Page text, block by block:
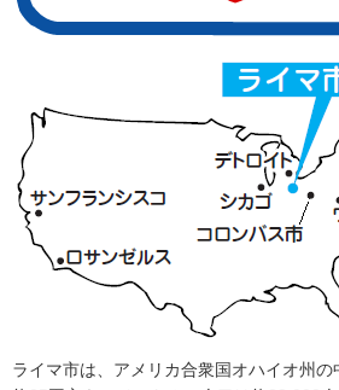
ライマ市は、アメリカ合衆国オハイオ州